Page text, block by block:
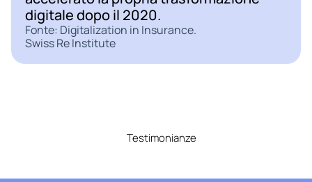
digitale dopo il 2020.
Fonte: Digitalization in Insurance.
Swiss Re Institute
Testimonianze